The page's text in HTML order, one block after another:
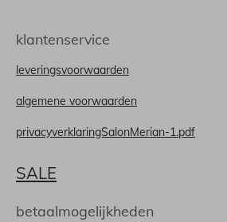
klantenservice
leveringsvoorwaarden
algemene voorwaarden
privacyverklaringSalonMerian-1.pdf
SALE
betaalmogelijkheden